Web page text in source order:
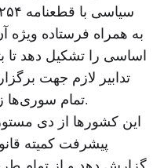
به همراه فرستاده ویژه
اساسی را تشکیل دهد تا
تدابیر لازم جهت
تمام سوری‌ها زیر نظر سازمان ملل اتخاذ کند.
این کشورها از دی
پیشرفت کمیته